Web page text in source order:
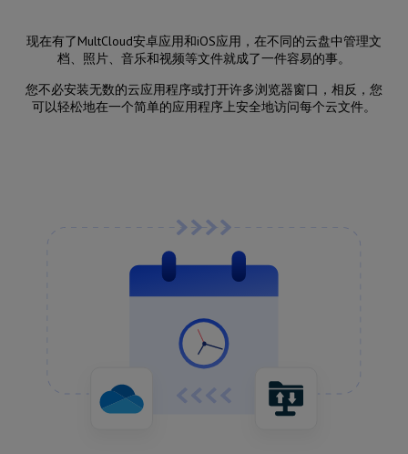
现在有了MultCloud安卓应用和iOS应用，在不同的云盘中管理文
档、照片、音乐和视频等文件就成了一件容易的事。
您不必安装无数的云应用程序或打开许多浏览器窗口，相反，您
可以轻松地在一个简单的应用程序上安全地访问每个云文件。